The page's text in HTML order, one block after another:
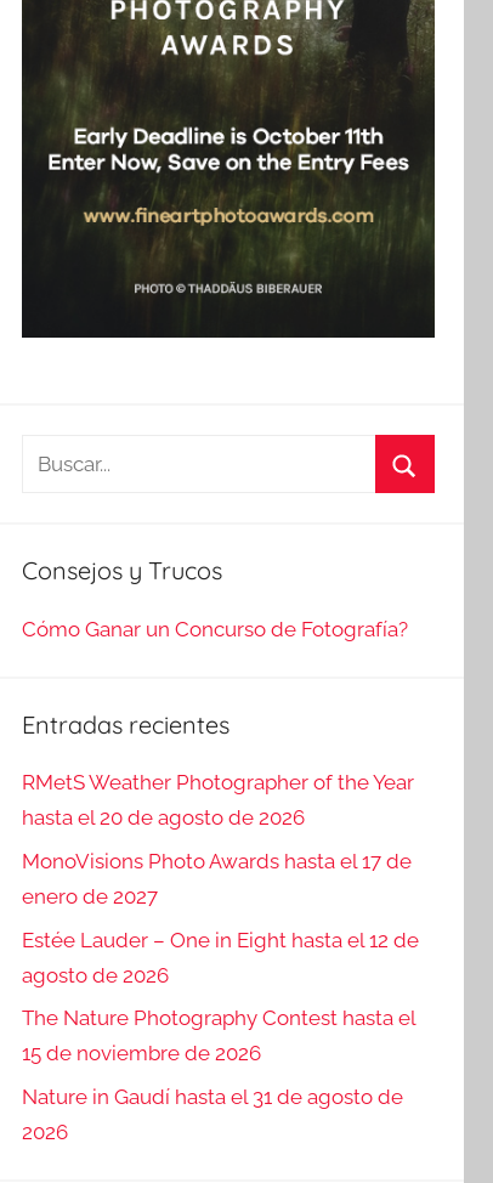
Buscar:
Consejos y Trucos
Cómo Ganar un Concurso de Fotografía?
Entradas recientes
RMetS Weather Photographer of the Year
hasta el 20 de agosto de 2026
MonoVisions Photo Awards hasta el 17 de
enero de 2027
Estée Lauder – One in Eight hasta el 12 de
agosto de 2026
The Nature Photography Contest hasta el
15 de noviembre de 2026
Nature in Gaudí hasta el 31 de agosto de
2026